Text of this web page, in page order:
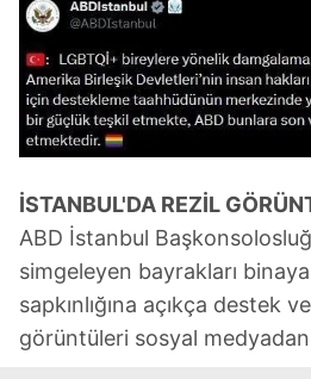
İSTANBUL'DA REZİL
ABD İstanbul
simgeleyen bayrakları binaya
sapkınlığına açıkça destek
görüntüleri sosyal medyadan